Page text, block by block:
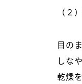
（２）
目の
しな
乾燥